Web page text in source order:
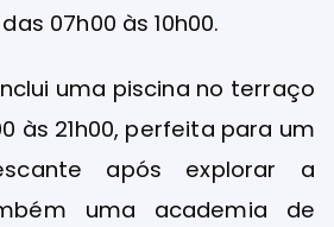
07h00 às 10h00.
uma piscina no terraço
às 21h00, perfeita para um
após explorar a
uma academia de